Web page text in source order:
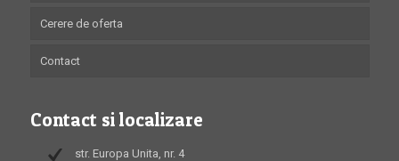
Cerere de oferta
Contact
Contact si localizare
str. Europa Unita, nr. 4